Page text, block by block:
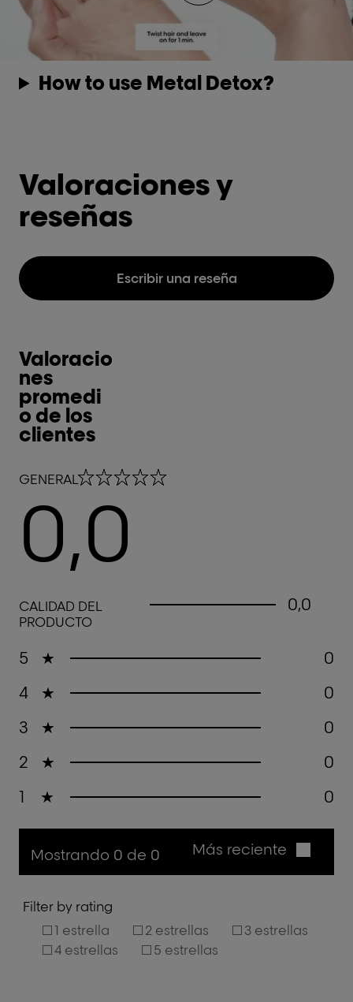
How to use Metal Detox?
Valoraciones y
reseñas
Escribir una reseña
5 ★
0
4
★
0
3
★
0
2
★
0
1
★ 0
Valoracio
nes
promedi
o de los
clientes
GENERAL
0,0 out of 5 stars
0,0
CALIDAD DEL
PRODUCTO
0,0
Mostrando 0 de 0 Más reciente
Filter by rating
1 estrella
2 estrellas
3 estrellas
4 estrellas
5 estrellas